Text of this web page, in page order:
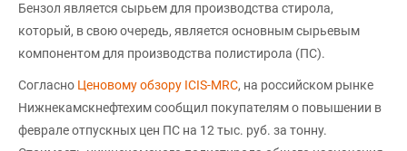
Бензол является сырьем для производства стирола,
который, в свою очередь, является основным сырьевым
компонентом для производства полистирола (ПС).
Согласно Ценовому обзору ICIS-MRC, на российском рынке
Нижнекамскнефтехим сообщил покупателям о повышении в
феврале отпускных цен ПС на 12 тыс. руб. за тонну.